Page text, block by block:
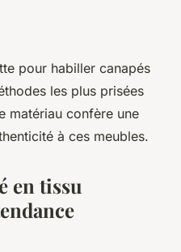
avec le
min de lecture
pour habiller canapés
les plus prisées
matériau confère une
à ces meubles.
en tissu